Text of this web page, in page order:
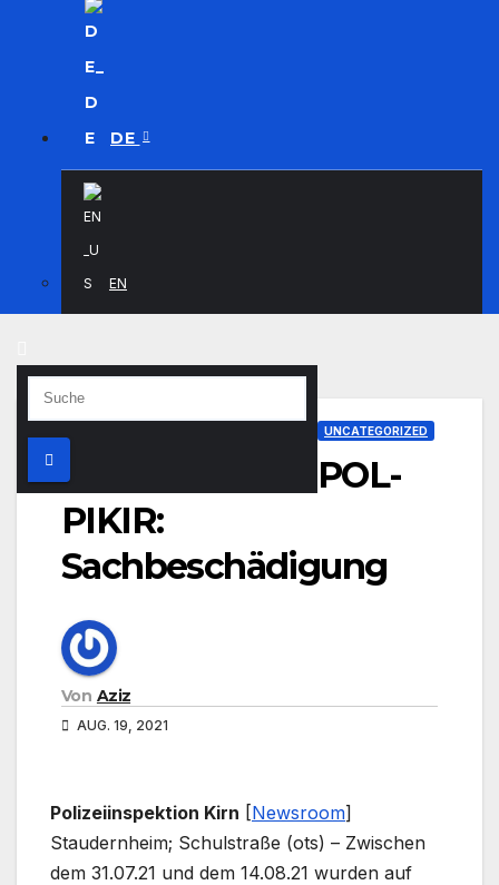
DE
EN
UNCATEGORIZED
POL-
PIKIR:
Sachbeschädigung
Von Aziz
AUG. 19, 2021
Polizeiinspektion Kirn [Newsroom]
Staudernheim; Schulstraße (ots) – Zwischen
dem 31.07.21 und dem 14.08.21 wurden auf